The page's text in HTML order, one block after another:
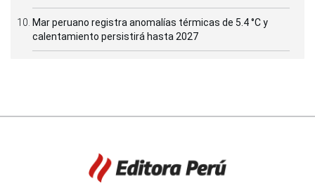
Mar peruano registra anomalías térmicas de 5.4 °C y
calentamiento persistirá hasta 2027